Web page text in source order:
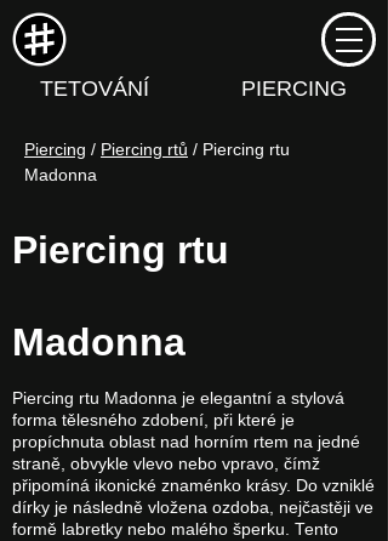
TETOVÁNÍ PIERCING
Piercing / Piercing rtů / Piercing rtu
Madonna
Piercing rtu
Madonna
Piercing rtu Madonna je elegantní a stylová
forma tělesného zdobení, při které je
propíchnuta oblast nad horním rtem na jedné
straně, obvykle vlevo nebo vpravo, čímž
připomíná ikonické znaménko krásy. Do vzniklé
dírky je následně vložena ozdoba, nejčastěji ve
formě labretky nebo malého šperku. Tento